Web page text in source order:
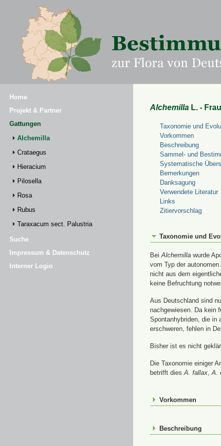
Home
Projekt & Partner
Gattungen
Alchemilla
Crataegus
Hieracium
Pilosella
Rosa
Rubus
Taraxacum sect. Palustria
Suche
Impressum & Datenschutz
Interner Login
Alchemilla L. -
Taxonomie und
Vorkommen
Beschreibung
Sammel- und
Systematische
Bemerkungen
Danksagung
Verwendete Literatur
Links
Zitiervorschlag
Taxonomie und
BeiAlchemilla wurde
vom Typ der
nicht aus dem
keine Befruchtung
Aus Deutschland sind
nachgewiesen. Da kein
Spontanhybriden, die in
erschweren, fehlen in
Bisher ist es nicht
Die Taxonomie einiger
betrifft diesA. fallax,A.
Vorkommen
Beschreibung